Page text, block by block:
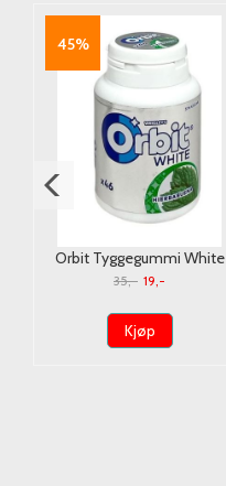
45%
Orbit Tyggegummi White
Spearmint Boks 64g./ Dato
35,- 19,-
Kjøp